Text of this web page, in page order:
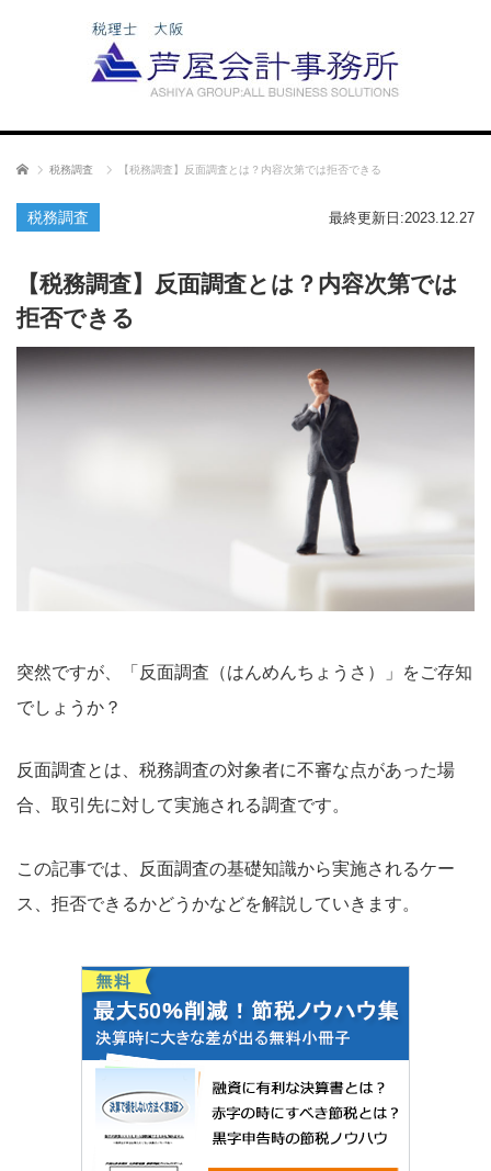
税務調査
【税務調査】反面調査とは？内容次第では拒否できる
税務調査 最終更新日:2023.12.27
【税務調査】反面調査とは？内容次第では
拒否できる
突然ですが、「反面調査（はんめんちょうさ）」をご存知
でしょうか？
反面調査とは、税務調査の対象者に不審な点があった場
合、取引先に対して実施される調査です。
この記事では、反面調査の基礎知識から実施されるケー
ス、拒否できるかどうかなどを解説していきます。